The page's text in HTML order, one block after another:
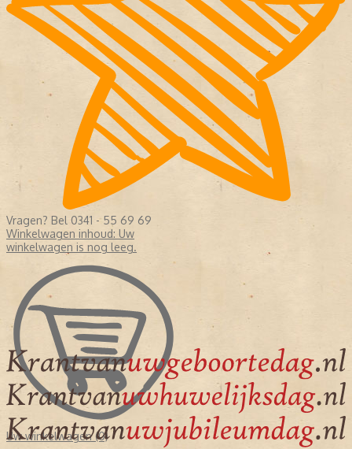
Vragen? Bel 0341 - 55 69 69
Winkelwagen inhoud: Uw
winkelwagen is nog leeg.
Uw winkelwagen (0)